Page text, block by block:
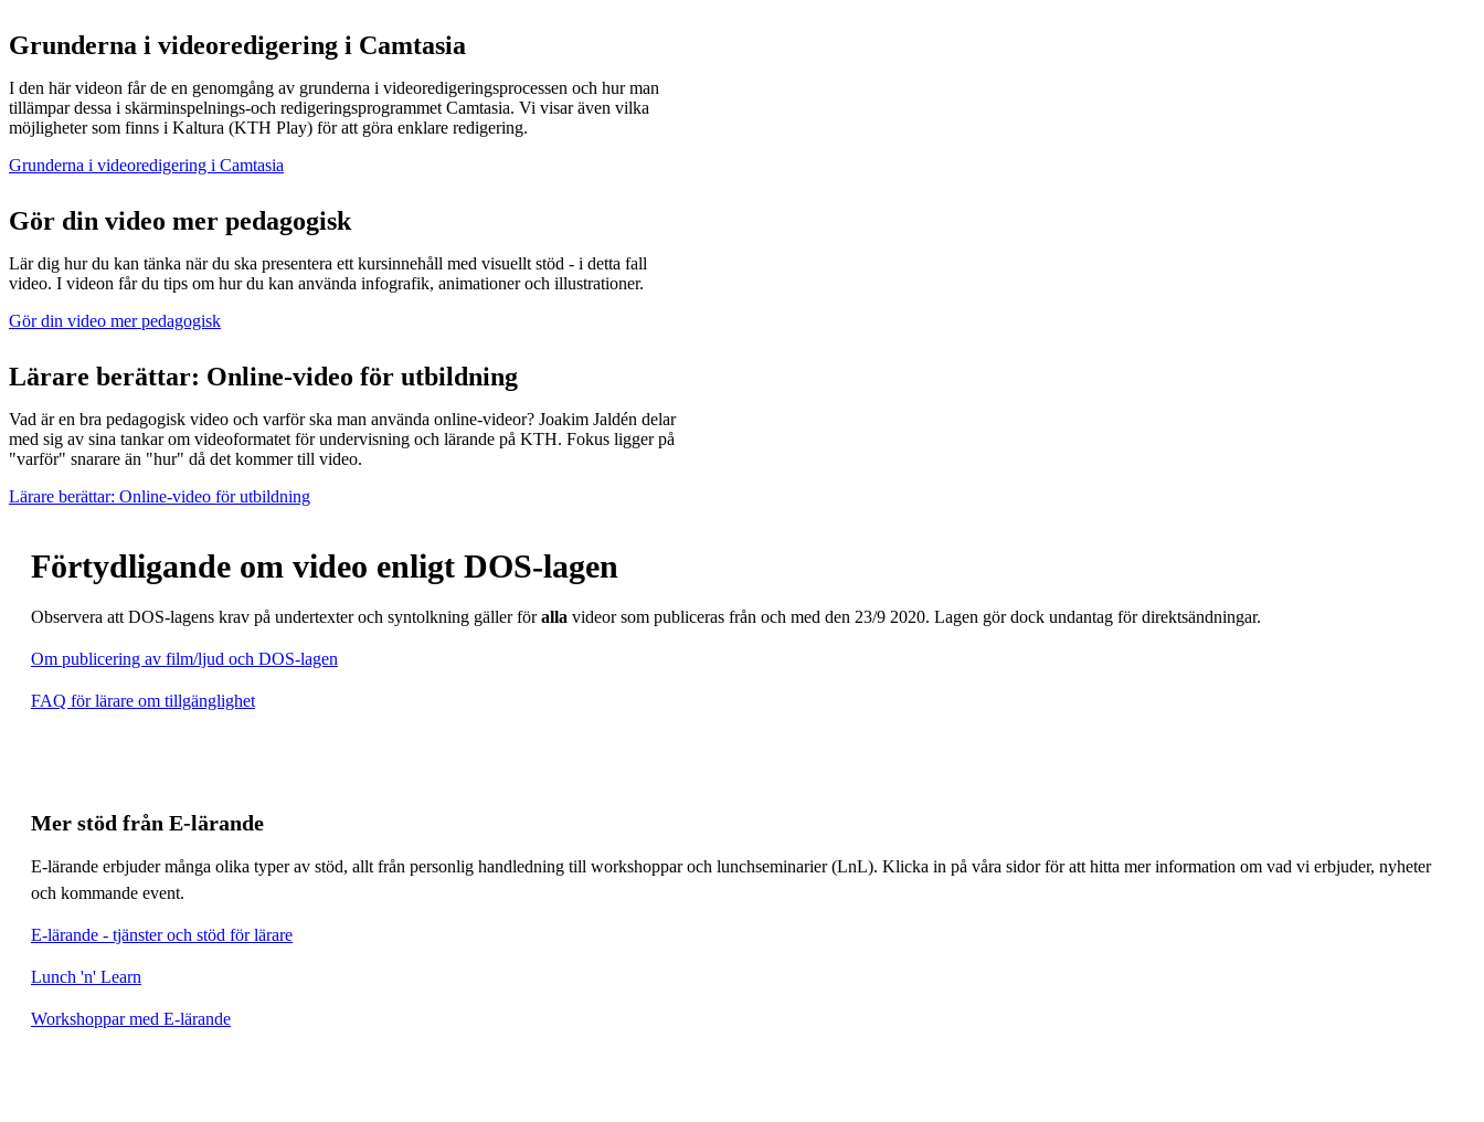
Grunderna i videoredigering i Camtasia
I den här videon får de en genomgång av grunderna i videoredigeringsprocessen och hur man
tillämpar dessa i skärminspelnings-och redigeringsprogrammet Camtasia. Vi visar även vilka
möjligheter som finns i Kaltura (KTH Play) för att göra enklare redigering.
Grunderna i videoredigering i Camtasia
Gör din video mer pedagogisk
Lär dig hur du kan tänka när du ska presentera ett kursinnehåll med visuellt stöd - i detta fall
video. I videon får du tips om hur du kan använda infografik, animationer och illustrationer.
Gör din video mer pedagogisk
Lärare berättar: Online-video för utbildning
Vad är en bra pedagogisk video och varför ska man använda online-videor? Joakim Jaldén delar
med sig av sina tankar om videoformatet för undervisning och lärande på KTH. Fokus ligger på
"varför" snarare än "hur" då det kommer till video.
Lärare berättar: Online-video för utbildning
Förtydligande om video enligt DOS-lagen
Observera att DOS-lagens krav på undertexter och syntolkning gäller föralla videor som publiceras från och med den 23/9 2020. Lagen gör dock undantag för direktsändningar.
Om publicering av film/ljud och DOS-lagen
FAQ för lärare om tillgänglighet
Mer stöd från E-lärande
E-lärande erbjuder många olika typer av stöd, allt från personlig handledning till workshoppar och lunchseminarier (LnL). Klicka in på våra sidor för att hitta mer information om vad vi erbjuder, nyheter
och kommande event.
E-lärande - tjänster och stöd för lärare
Lunch 'n' Learn
Workshoppar med E-lärande